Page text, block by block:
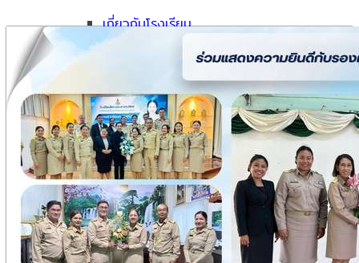
เกี่ยวกับโรงเรียน
ทำเนียบผู้บริหาร
โครงสร้างการบริหาร
อำนาจหน้าที่ของสถานศึกษา
กฏหมายที่เกี่ยวข้อง
คู่มือหรือมาตรฐานการปฏิบัติงาน
คู่มือนักเรียน
การให้บริการ